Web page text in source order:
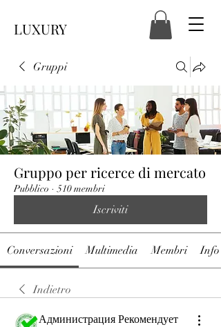
LUXURY
Gruppi
Gruppo per ricerce di mercato
Pubblico · 510 membri
Iscriviti
Conversazioni Multimedia Membri Info
Indietro
Администрация Рекомендует